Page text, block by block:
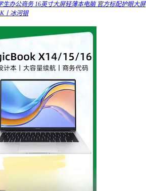
生办公商务 16英寸大屏轻薄本电脑 官方标配护眼大屏
丨冰河银